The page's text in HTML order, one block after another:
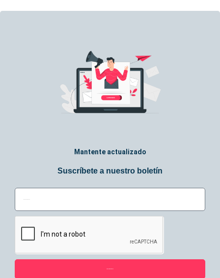
Mantente actualizado
Suscríbete a nuestro boletín